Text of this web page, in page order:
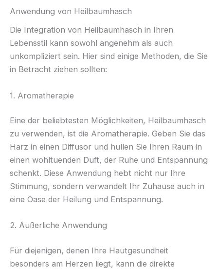
Anwendung von Heilbaumhasch
Die Integration von Heilbaumhasch in Ihren
Lebensstil kann sowohl angenehm als auch
unkompliziert sein. Hier sind einige Methoden, die Sie
in Betracht ziehen sollten:
1. Aromatherapie
Eine der beliebtesten Möglichkeiten, Heilbaumhasch
zu verwenden, ist die Aromatherapie. Geben Sie das
Harz in einen Diffusor und hüllen Sie Ihren Raum in
einen wohltuenden Duft, der Ruhe und Entspannung
schenkt. Diese Anwendung hebt nicht nur Ihre
Stimmung, sondern verwandelt Ihr Zuhause auch in
eine Oase der Heilung und Entspannung.
2. Äußerliche Anwendung
Für diejenigen, denen Ihre Hautgesundheit
besonders am Herzen liegt, kann die direkte